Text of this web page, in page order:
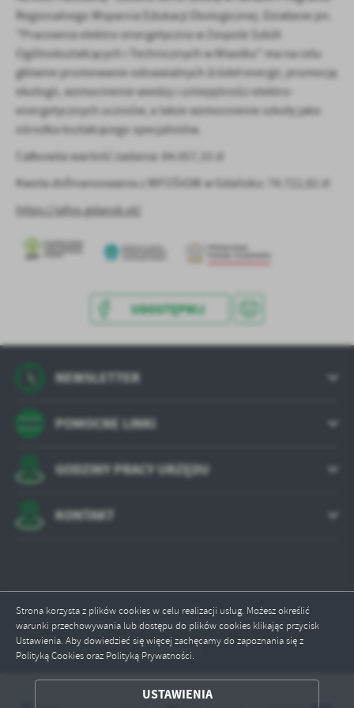
Strona korzysta z plików cookies w celu realizacji usług. Możesz określić
warunki przechowywania lub dostępu do plików cookies klikając przycisk
Ustawienia. Aby dowiedzieć się więcej zachęcamy do zapoznania się z
Polityką Cookies oraz Polityką Prywatności.
USTAWIENIA
społecznościowych.
ZAPISZ WYBRANE
Regionalnego Wsparcia Edukacji Ekologicznej. Działanie pn.
"Pracownia elektro-energetyczna w Zespole Szkół
Ogólnokształcących i Technicznych w Miastku" ma na celu
głównie promowanie odnawialnych źródeł energii, promocję
ekologii, wzmocnienie wiedzy i umiejętności elektro-
energetycznych uczniów, a także wzmocnienie szkoły jako
ośrodka kształcącego specjalistów.
Całkowita wartość zadania: 84.057,33 zł
Kwota dofinansowania z WFOŚiGW w Gdańsku: 74.722,82 zł
https://wfos.gdansk.pl/
UDOSTĘPNIJ
POMOCNE LINKI
NEWSLETTER
GODZINY PRACY URZĘDU
KONTAKT
Odwiedzin: 790134
Online: 1